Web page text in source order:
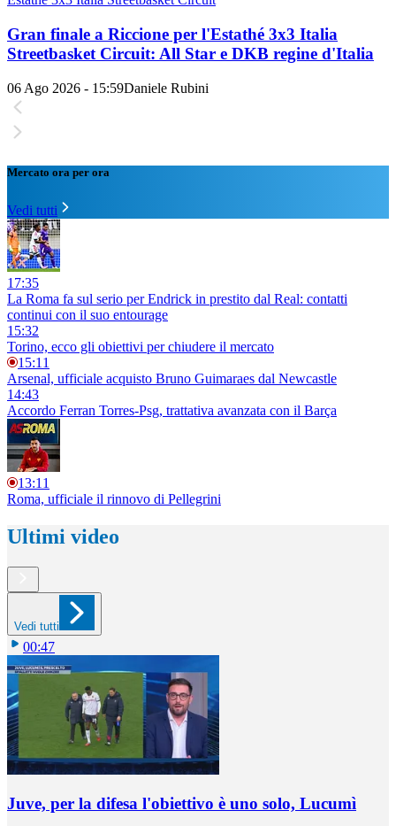
Gran finale a Riccione per l'Estathé 3x3 Italia
Streetbasket Circuit: All Star e DKB regine d'Italia
06 Ago 2026 - 15:59Daniele Rubini
Mercato ora per ora
Vedi tutti
17:35
La Roma fa sul serio per Endrick in prestito dal Real: contatti
continui con il suo entourage
15:32
Torino, ecco gli obiettivi per chiudere il mercato
15:11
Arsenal, ufficiale acquisto Bruno Guimaraes dal Newcastle
14:43
Accordo Ferran Torres-Psg, trattativa avanzata con il Barça
13:11
Roma, ufficiale il rinnovo di Pellegrini
Ultimi video
Vedi tutti
00:47
Juve, per la difesa l'obiettivo è uno solo, Lucumì